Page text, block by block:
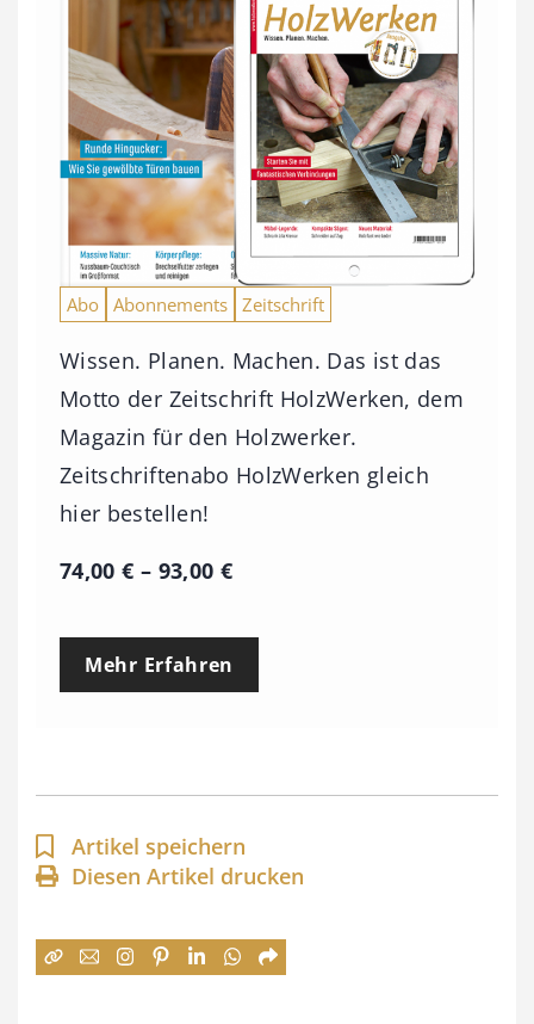
Abo Abonnements Zeitschrift
Wissen. Planen. Machen. Das ist das
Motto der Zeitschrift HolzWerken, dem
Magazin für den Holzwerker.
Zeitschriftenabo HolzWerken gleich
hier bestellen!
74,00€ – 93,00 €P
e
p
a
n
e
Mehr Erfahren
Artikel speichern
Diesen Artikel drucken